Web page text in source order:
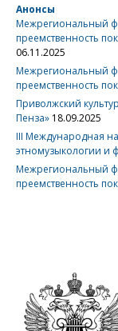
Анонсы
Межрегиональный
преемственность
06.11.2025
Межрегиональный
преемственность
Приволжский
Пенза» 18.09.2025
III Международная
этномузыкологии и
Межрегиональный
преемственность